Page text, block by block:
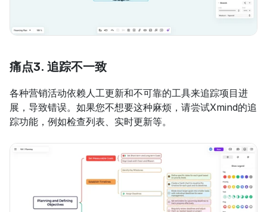
痛点3. 追踪不一致
各种营销活动依赖人工更新和不可靠的工具来追踪项目进
展，导致错误。如果您不想要这种麻烦，请尝试Xmind的追
踪功能，例如检查列表、实时更新等。